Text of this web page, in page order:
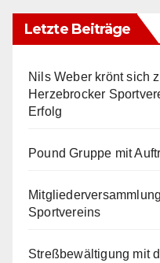
Letzte Beiträge
Nils Weber krönt sich
Herzebrocker
Erfolg
Pound Gruppe mit
Sportvereins
Streßbewältigung mit